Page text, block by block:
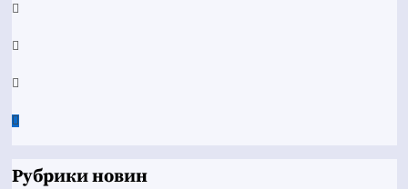
Telegram
Instagram
Twitter
Рубрики новин